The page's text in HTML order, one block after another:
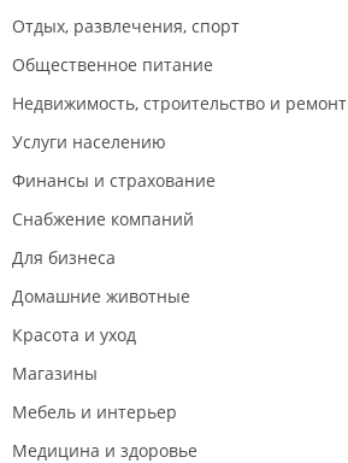
Отдых, развлечения, спорт
Общественное питание
Недвижимость, строительство и ремонт
Услуги населению
Финансы и страхование
Снабжение компаний
Для бизнеса
Домашние животные
Красота и уход
Магазины
Мебель и интерьер
Медицина и здоровье